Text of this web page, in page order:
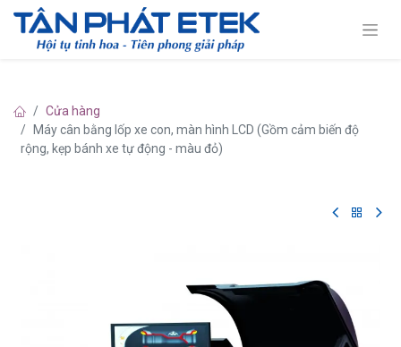
Cửa hàng
Máy cân bằng lốp xe con, màn hình LCD (Gồm cảm biến độ
rộng, kẹp bánh xe tự động - màu đỏ)